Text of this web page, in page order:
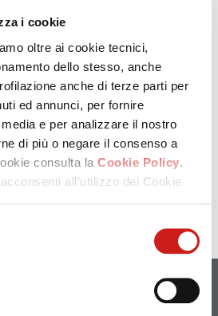
i cookie
oltre ai cookie tecnici,
dello stesso, anche
anche di terze parti per
ed annunci, per fornire
e per analizzare il nostro
di più o negare il consenso a
consulta la Cookie Policy.
all’utilizzo dei Cookie.
e soddisfare
possibile le
singolo cliente
finale.
in Licofarma -
for Wellbeing!